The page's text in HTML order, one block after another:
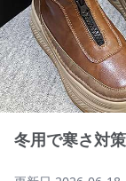
冬用で寒さ対